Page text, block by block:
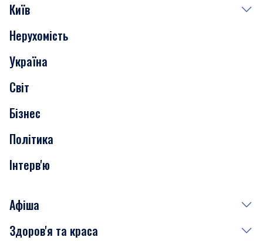
Київ
Події
Скандали
Нерухомість
Транспорт
Нерухомість
Україна
Світ
Бізнес
Політика
Інтерв'ю
Афіша
Сьогодні
Здоров'я та краса